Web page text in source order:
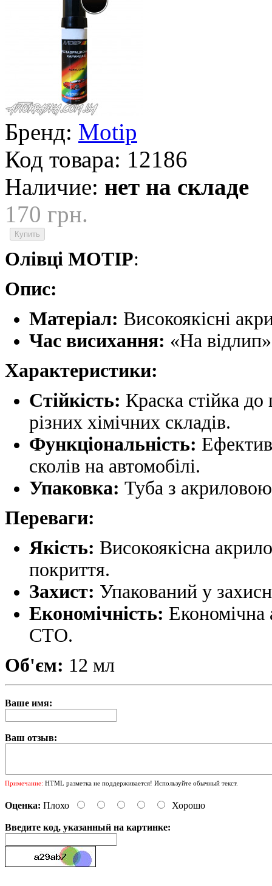
Бренд: Motip
Код товара: 12186
Наличие: нет на складе
170 грн.
Олівці MOTIP:
Опис:
Матеріал: Високоякісні
Час висихання: «На
Характеристики:
Стійкість: Краска стійка
різних хімічних складів.
Функціональність:
сколів на автомобілі.
Упаковка: Туба з
Переваги:
Якість: Високоякісна
покриття.
Захист: Упакований у
Економічність: Економічна
СТО.
Об'єм: 12 мл
Ваше имя:
Ваш отзыв:
Примечание: HTML разметка не поддерживается! Используйте обычный текст.
Оценка: Плохо Хорошо
Введите код, указанный на картинке: